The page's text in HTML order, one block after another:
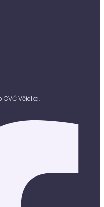
CVČ Včielka.